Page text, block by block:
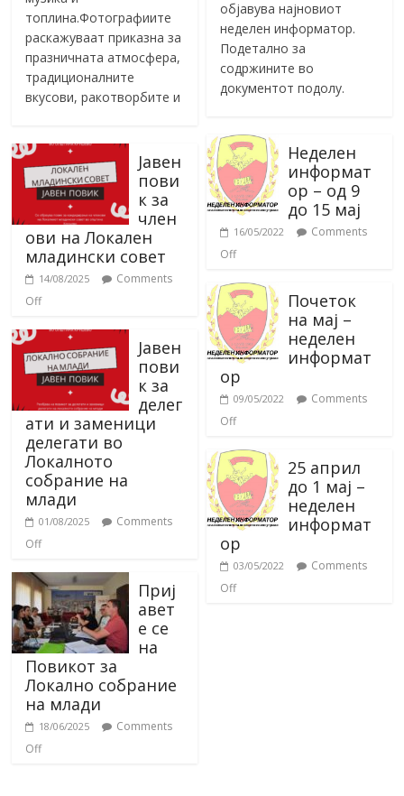
топлина.Фотографиите
раскажуваат приказна за
празничната атмосфера,
традиционалните
вкусови, ракотворбите и
Јавен
пови
к за
член
ови на Локален
младински совет
14/08/2025
Comments
Off
Јавен
пови
к за
делег
ати и заменици
делегати во
Локалното
собрание на
млади
01/08/2025
Comments
Off
Приј
авет
е се
на
Повикот за
Локално собрание
на млади
18/06/2025
Comments
Off
објавува најновиот
неделен информатор.
Подетално за
содржините во
документот подолу.
Неделен
информат
ор – од 9
до 15 мај
16/05/2022
Comments
Off
Почеток
на мај –
неделен
информат
ор
09/05/2022
Comments
Off
25 април
до 1 мај –
неделен
информат
ор
03/05/2022
Comments
Off